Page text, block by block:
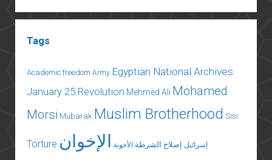
Tags
Academic freedom Army Egyptian National Archives
January 25 Revolution Mehmed Ali Mohamed
Morsi Mubarak Muslim Brotherhood Sisi
Torture إسرائيل إصلاح الشرطة الأخونة الإخوان